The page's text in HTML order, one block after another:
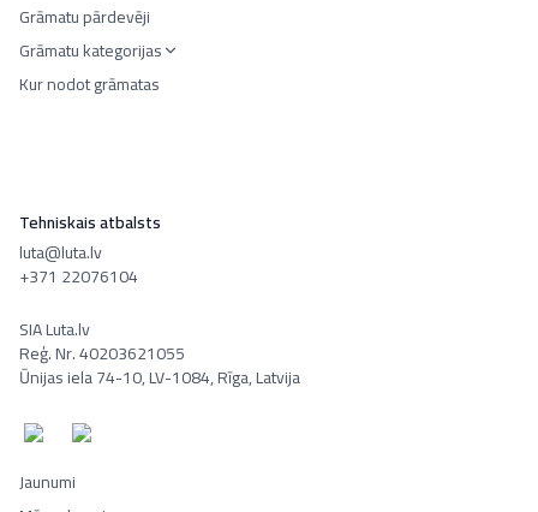
Grāmatu pārdevēji
Grāmatu kategorijas
Kur nodot grāmatas
Tehniskais atbalsts
luta@luta.lv
+371 22076104
SIA Luta.lv
Reģ. Nr. 40203621055
Ūnijas iela 74-10, LV-1084, Rīga, Latvija
Jaunumi